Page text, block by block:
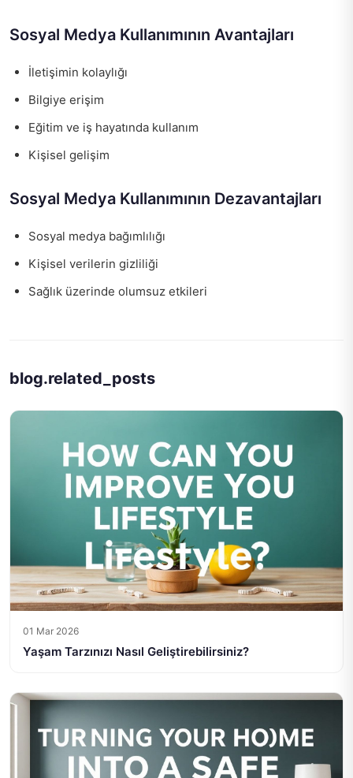
Sosyal Medya Kullanımının Avantajları
İletişimin kolaylığı
Bilgiye erişim
Eğitim ve iş hayatında kullanım
Kişisel gelişim
Sosyal Medya Kullanımının Dezavantajları
Sosyal medya bağımlılığı
Kişisel verilerin gizliliği
Sağlık üzerinde olumsuz etkileri
blog.related_posts
01 Mar 2026
Yaşam Tarzınızı Nasıl Geliştirebilirsiniz?